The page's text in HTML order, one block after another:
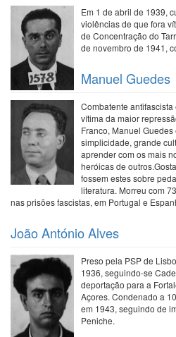
Em 1 de abril de 1939,
violências de que fora
de Concentração do
de novembro de 1941,
Manuel Guedes
Combatente
vítima da maior
Franco, Manuel
simplicidade, grande
aprender com os mais
heróicas de
fossem estes sobre
literatura. Morreu com
nas prisões fascistas, em Portugal e
João António Alves
Preso pela PSP de
1936, seguindo-se
deportação para a
Açores. Condenado a
em 1943, seguindo de
Peniche.